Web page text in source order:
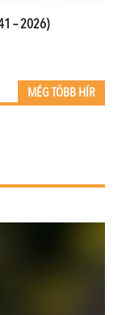
– 2026)
MÉG TÖBB HÍR